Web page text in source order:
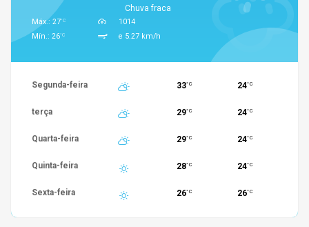
Chuva fraca
Máx.: 27°C
Mín.: 26°C
1014
e 5.27 km/h
Segunda-feira 33°C 24°C
terça 29°C 24°C
Quarta-feira 29°C 24°C
Quinta-feira 28°C 24°C
Sexta-feira 26°C 26°C